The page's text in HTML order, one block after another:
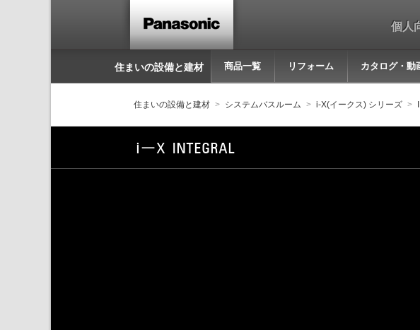
個人
住まいの設備と建材 商品一覧 リフォーム カタログ・動
住まいの設備と建材 システムバスルーム i-X(イークス) シリーズ
i-X INTEGRAL